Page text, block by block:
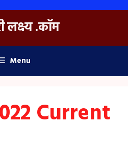
लक्ष्य .कॉम
Menu
Current